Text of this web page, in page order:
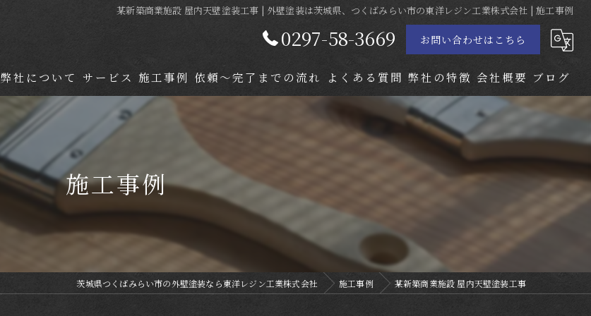
某新築商業施設 屋内天壁塗装工事 | 外壁塗装は茨城県、つくばみらい市の東洋レジン工業株式会社 | 施工事例
0297-58-3669 お問い合わせはこちら
弊社について サービス 施工事例 依頼～完了までの流れ よくある質問 弊社の特徴
屋根塗装
内装塗装
取手市の外壁塗装
会社概要 ブログ
施工事例
茨城県つくばみらい市の外壁塗装なら東洋レジン工業株式会社 施工事例 某新築商業施設 屋内天壁塗装工事